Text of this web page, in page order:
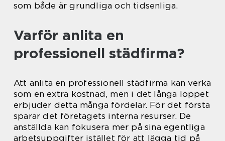
som både är grundliga och tidsenliga.
Varför anlita en
professionell städfirma?
Att anlita en professionell städfirma kan verka
som en extra kostnad, men i det långa loppet
erbjuder detta många fördelar. För det första
sparar det företagets interna resurser. De
anställda kan fokusera mer på sina egentliga
arbetsuppgifter istället för att lägga tid på